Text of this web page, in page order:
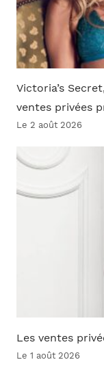
Victoria’s
ventes privées
Le 2 août 2026
Les ventes
Le 1 août 2026